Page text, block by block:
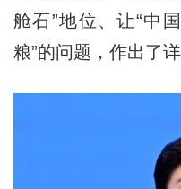
舱石”地位、让“中
粮”的问题，作出了详